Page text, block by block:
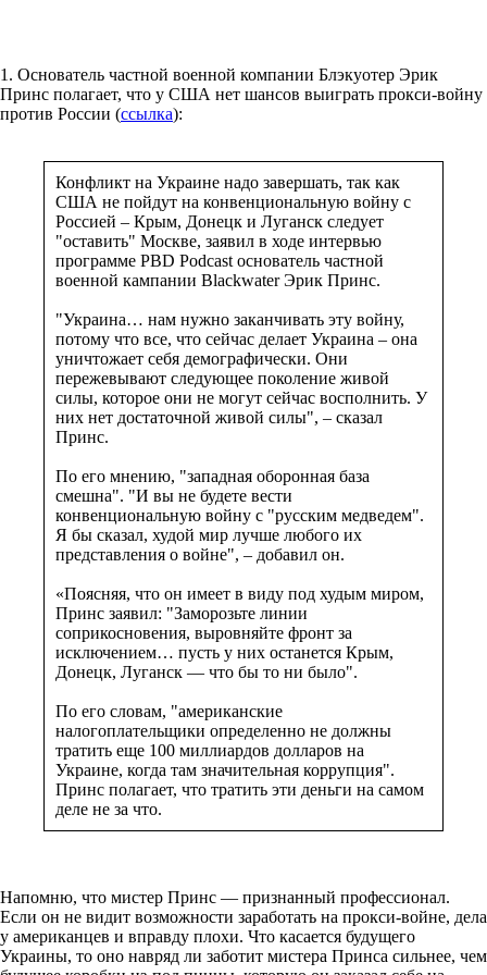
1. Основатель частной военной компании Блэкуотер Эрик
Принс полагает, что у США нет шансов выиграть прокси-войну
против России (ссылка):
Конфликт на Украине надо завершать, так как
США не пойдут на конвенциональную войну с
Россией – Крым, Донецк и Луганск следует
"оставить" Москве, заявил в ходе интервью
программе PBD Podcast основатель частной
военной кампании Blackwater Эрик Принс.
"Украина… нам нужно заканчивать эту войну,
потому что все, что сейчас делает Украина – она
уничтожает себя демографически. Они
пережевывают следующее поколение живой
силы, которое они не могут сейчас восполнить. У
них нет достаточной живой силы", – сказал
Принс.
По его мнению, "западная оборонная база
смешна". "И вы не будете вести
конвенциональную войну с "русским медведем".
Я бы сказал, худой мир лучше любого их
представления о войне", – добавил он.
«Поясняя, что он имеет в виду под худым миром,
Принс заявил: "Заморозьте линии
соприкосновения, выровняйте фронт за
исключением… пусть у них останется Крым,
Донецк, Луганск — что бы то ни было".
По его словам, "американские
налогоплательщики определенно не должны
тратить еще 100 миллиардов долларов на
Украине, когда там значительная коррупция".
Принс полагает, что тратить эти деньги на самом
деле не за что.
Напомню, что мистер Принс — признанный профессионал.
Если он не видит возможности заработать на прокси-войне, дела
у американцев и вправду плохи. Что касается будущего
Украины, то оно навряд ли заботит мистера Принса сильнее, чем